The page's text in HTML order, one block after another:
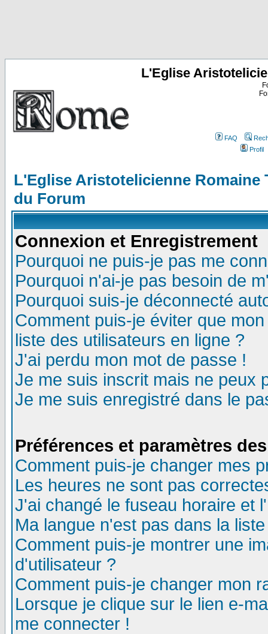
L'Eglise
FAQ
Profil
L'Eglise Aristotelicienne
du Forum
Connexion et Enregistrement
Pourquoi ne puis-je pas me
Pourquoi n'ai-je pas besoin de
Pourquoi suis-je déconnecté
Comment puis-je éviter que
liste des utilisateurs en ligne ?
J'ai perdu mon mot de passe !
Je me suis inscrit mais ne peux
Je me suis enregistré dans le
Préférences et paramètres
Comment puis-je changer mes
Les heures ne sont pas
J'ai changé le fuseau horaire et
Ma langue n'est pas dans la
Comment puis-je montrer une
d'utilisateur ?
Comment puis-je changer mon
Lorsque je clique sur le lien e-
me connecter !